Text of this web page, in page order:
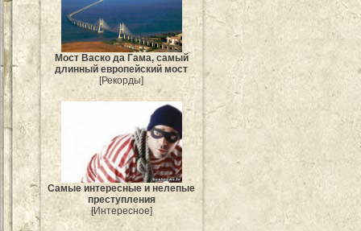
Мост Васко да Гама, самый
длинный европейский мост
[Рекорды]
Самые интересные и нелепые
преступления
[Интересное]